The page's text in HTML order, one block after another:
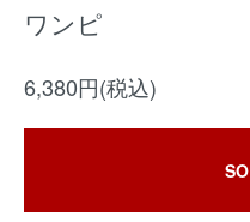
ワンピ
6,380円(税込)